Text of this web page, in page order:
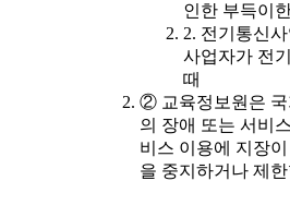
인한 부득이
2. 전기통신
사업자가 전
때
② 교육정보원은 국
의 장애 또는 서비
비스 이용에 지장
을 중지하거나 제